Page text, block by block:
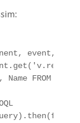
event,
Name FROM